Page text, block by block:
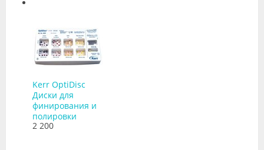
Kerr OptiDisc
Диски для
финирования и
полировки
2 200